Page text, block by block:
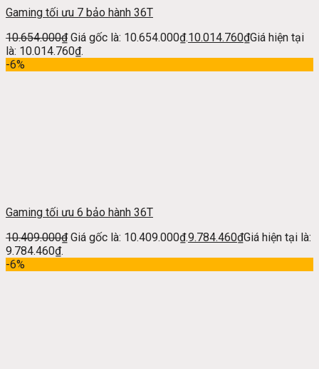
Gaming tối ưu 7 bảo hành 36T
10.654.000₫ Giá gốc là: 10.654.000₫.10.014.760₫Giá hiện tại
là: 10.014.760₫.
-6%
Gaming tối ưu 6 bảo hành 36T
10.409.000₫ Giá gốc là: 10.409.000₫.9.784.460₫Giá hiện tại là:
9.784.460₫.
-6%